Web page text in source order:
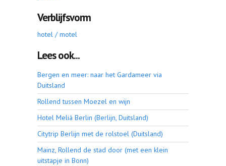
Verblijfsvorm
hotel / motel
Lees ook...
Bergen en meer: naar het Gardameer via
Duitsland
Rollend tussen Moezel en wijn
Hotel Meliá Berlin (Berlijn, Duitsland)
Citytrip Berlijn met de rolstoel (Duitsland)
Mainz, Rollend de stad door (met een klein
uitstapje in Bonn)